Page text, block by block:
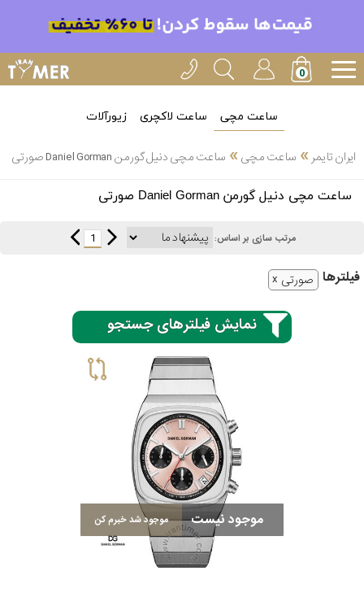
ساعت مچی ساعت لاکچری زیورآلات
ایران تایمر » ساعت مچی» ساعت مچی دنیل گورمن Daniel Gorman صورتی
ساعت مچی دنیل گورمن Daniel Gorman صورتی
مرتب سازی بر اساس: 1
فیلتر‌ها صورتی
نمایش فیلترهای جستجو
موجود نیست موجود شد خبرم کن
انتخاب
بین 3
3